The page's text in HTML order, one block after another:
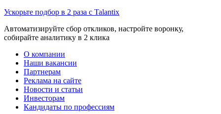
Ускорьте подбор в 2 раза с Talantix
Автоматизируйте сбор откликов, настройте воронку,
собирайте аналитику в 2 клика
О компании
Наши вакансии
Партнерам
Реклама на сайте
Новости и статьи
Инвесторам
Кандидаты по профессиям